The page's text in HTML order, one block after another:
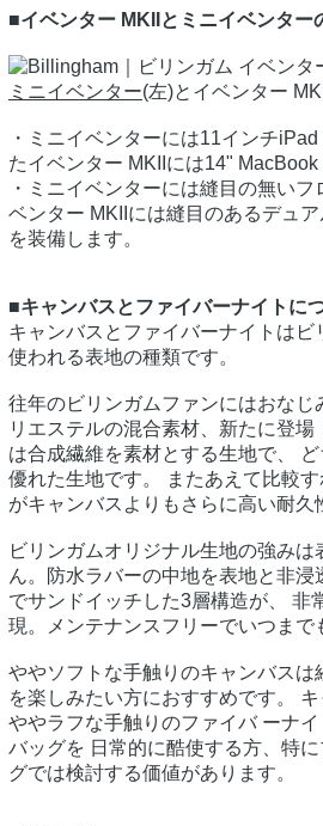
■イベンター MKIIとミニイベンター
ミニイベンター(左)とイベンター
・ミニイベンターには11インチ
たイベンター MKIIには14" MacBook
・ミニイベンターには縫目の無い
ベンター MKIIには縫目のあるデュ
を装備します。
■キャンバスとファイバーナイトに
キャンバスとファイバーナイトはビ
使われる表地の種類です。
往年のビリンガムファンにはおなじ
リエステルの混合素材、新たに登場
は合成繊維を素材とする生地で、
優れた生地です。 またあえて比較
がキャンバスよりもさらに高い耐久
ビリンガムオリジナル生地の強み
ん。防水ラバーの中地を表地と非
でサンドイッチした3層構造が、 非
現。メンテナンスフリーでいつまで
ややソフトな手触りのキャンバスは
を楽しみたい方におすすめです。 キ
ややラフな手触りのファイバ ーナイ
バッグを 日常的に酷使する方、特
グでは検討する価値があります。